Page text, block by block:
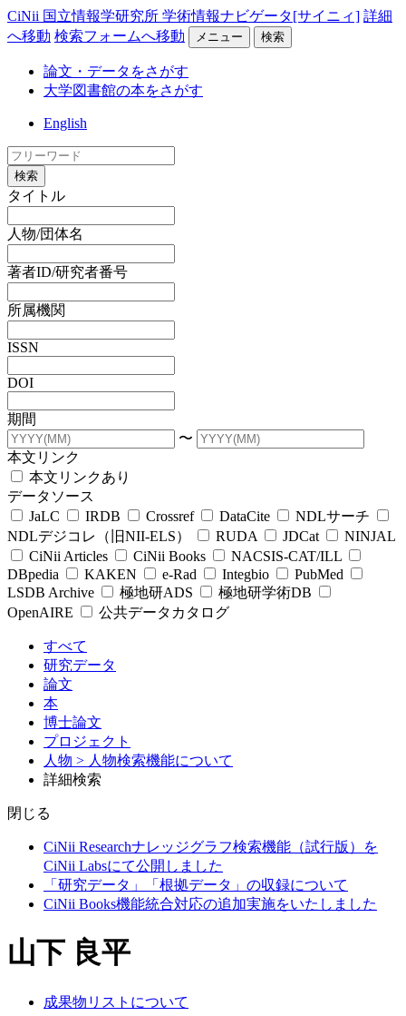
CiNii 国立情報学研究所 学術情報ナビゲータ[サイニィ] 詳細
へ移動 検索フォームへ移動 メニュー 検索
論文・データをさがす
大学図書館の本をさがす
English
検索
タイトル
人物/団体名
著者ID/研究者番号
所属機関
ISSN
DOI
期間
〜
本文リンク
本文リンクあり
データソース
JaLC
IRDB Crossref DataCite
NDLサーチ
NDLデジコレ（旧NII-ELS）
RUDA JDCat
NINJAL
CiNii Articles
CiNii Books
NACSIS-CAT/ILL
DBpedia
KAKEN e-Rad Integbio
PubMed
LSDB Archive
極地研ADS
極地研学術DB
OpenAIRE
公共データカタログ
すべて
研究データ
論文
本
博士論文
プロジェクト
人物 > 人物検索機能について
詳細検索
閉じる
CiNii Researchナレッジグラフ検索機能（試行版）を
CiNii Labsにて公開しました
「研究データ」「根拠データ」の収録について
CiNii Books機能統合対応の追加実施をいたしました
山下 良平
成果物リストについて